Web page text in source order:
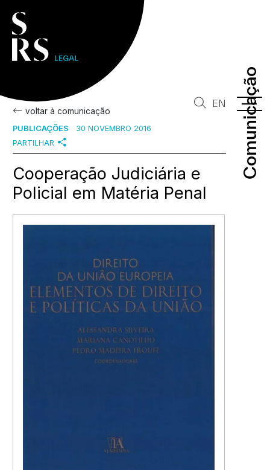
Comunicação
Comunicação
EN
voltar à comunicação
PUBLICAÇÕES
30 NOVEMBRO 2016
PARTILHAR
Cooperação Judiciária e
Policial em Matéria Penal